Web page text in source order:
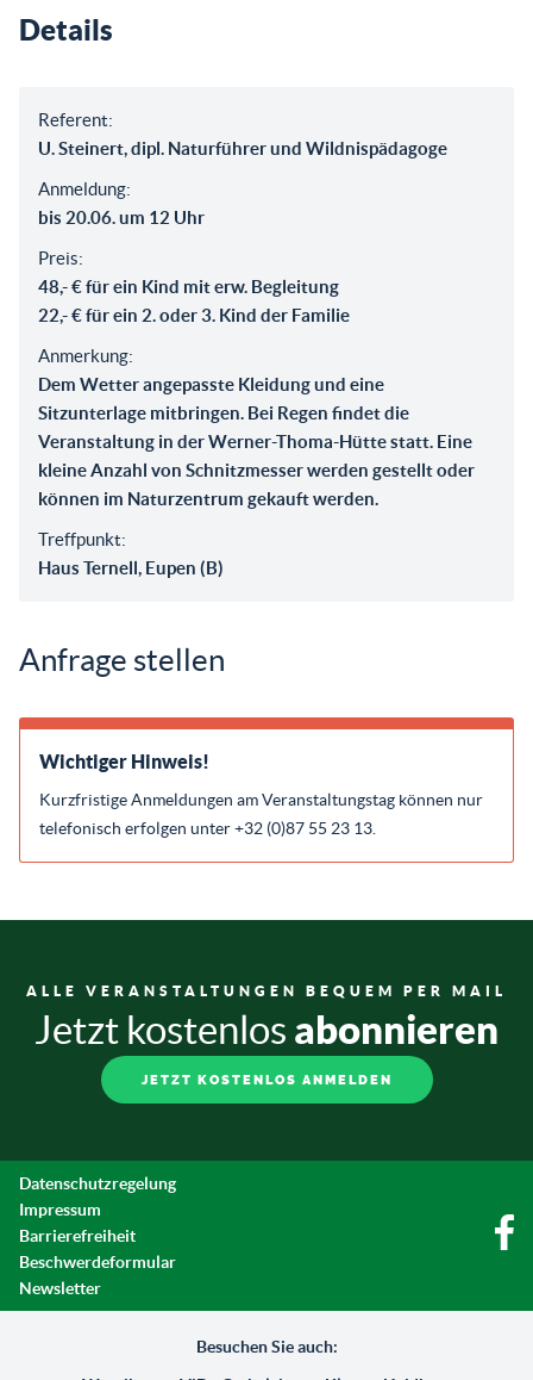
Details
Referent:
U. Steinert, dipl. Naturführer und Wildnispädagoge
Anmeldung:
bis 20.06. um 12 Uhr
Preis:
48,- € für ein Kind mit erw. Begleitung
22,- € für ein 2. oder 3. Kind der Familie
Anmerkung:
Dem Wetter angepasste Kleidung und eine
Sitzunterlage mitbringen. Bei Regen findet die
Veranstaltung in der Werner-Thoma-Hütte statt. Eine
kleine Anzahl von Schnitzmesser werden gestellt oder
können im Naturzentrum gekauft werden.
Treffpunkt:
Haus Ternell, Eupen (B)
Anfrage stellen
Wichtiger Hinweis!
Kurzfristige Anmeldungen am Veranstaltungstag können nur
telefonisch erfolgen unter +32 (0)87 55 23 13.
ALLE VERANSTALTUNGEN BEQUEM PER MAIL
Jetzt kostenlos abonnieren
JETZT KOSTENLOS ANMELDEN
Datenschutzregelung
Impressum
Barrierefreiheit
Beschwerdeformular
Newsletter
Besuchen Sie auch: